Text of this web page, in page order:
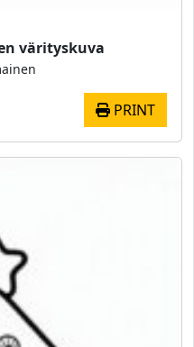
värityskuva
PRINT